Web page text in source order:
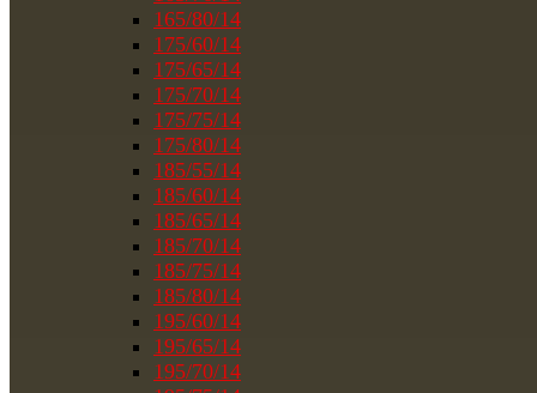
165/80/14
175/60/14
175/65/14
175/70/14
175/75/14
175/80/14
185/55/14
185/60/14
185/65/14
185/70/14
185/75/14
185/80/14
195/60/14
195/65/14
195/70/14